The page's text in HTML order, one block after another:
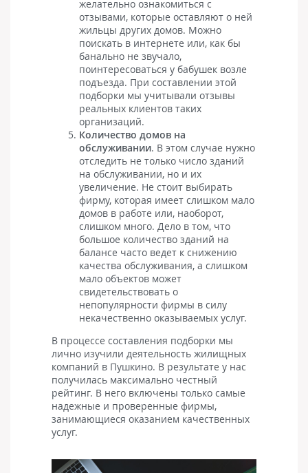
желательно ознакомиться с
отзывами, которые оставляют о ней
жильцы других домов. Можно
поискать в интернете или, как бы
банально не звучало,
поинтересоваться у бабушек возле
подъезда. При составлении этой
подборки мы учитывали отзывы
реальных клиентов таких
организаций.
Количество домов на
обслуживании. В этом случае нужно
отследить не только число зданий
на обслуживании, но и их
увеличение. Не стоит выбирать
фирму, которая имеет слишком мало
домов в работе или, наоборот,
слишком много. Дело в том, что
большое количество зданий на
балансе часто ведет к снижению
качества обслуживания, а слишком
мало объектов может
свидетельствовать о
непопулярности фирмы в силу
некачественно оказываемых услуг.
В процессе составления подборки мы
лично изучили деятельность жилищных
компаний в Пушкино. В результате у нас
получилась максимально честный
рейтинг. В него включены только самые
надежные и проверенные фирмы,
занимающиеся оказанием качественных
услуг.